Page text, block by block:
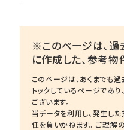
※このページは、
に作成した、参考物
このページは、あくまでも
トックしているページであ
ございます。
当データを利用し、発生し
任を負いかねます。 ご理解